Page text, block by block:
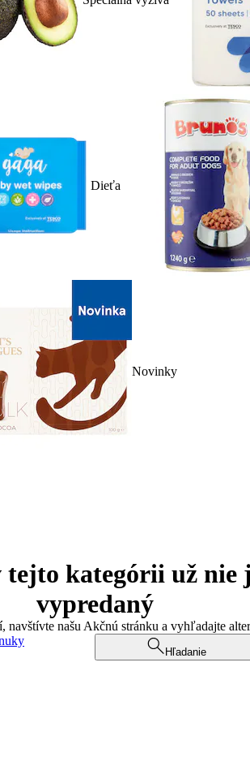
Dieťa
Novinky
tejto kategórii už
vypredaný
navštívte našu Akčnú stránku a vyhľadajte
Hľadanie